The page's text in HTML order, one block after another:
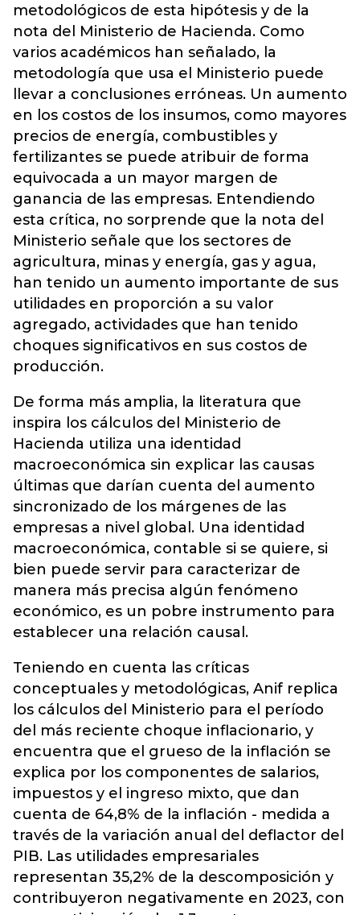
metodológicos de esta hipótesis y de la
nota del Ministerio de Hacienda. Como
varios académicos han señalado, la
metodología que usa el Ministerio puede
llevar a conclusiones erróneas. Un aumento
en los costos de los insumos, como mayores
precios de energía, combustibles y
fertilizantes se puede atribuir de forma
equivocada a un mayor margen de
ganancia de las empresas. Entendiendo
esta crítica, no sorprende que la nota del
Ministerio señale que los sectores de
agricultura, minas y energía, gas y agua,
han tenido un aumento importante de sus
utilidades en proporción a su valor
agregado, actividades que han tenido
choques significativos en sus costos de
producción.
De forma más amplia, la literatura que
inspira los cálculos del Ministerio de
Hacienda utiliza una identidad
macroeconómica sin explicar las causas
últimas que darían cuenta del aumento
sincronizado de los márgenes de las
empresas a nivel global. Una identidad
macroeconómica, contable si se quiere, si
bien puede servir para caracterizar de
manera más precisa algún fenómeno
económico, es un pobre instrumento para
establecer una relación causal.
Teniendo en cuenta las críticas
conceptuales y metodológicas, Anif replica
los cálculos del Ministerio para el período
del más reciente choque inflacionario, y
encuentra que el grueso de la inflación se
explica por los componentes de salarios,
impuestos y el ingreso mixto, que dan
cuenta de 64,8% de la inflación - medida a
través de la variación anual del deflactor del
PIB. Las utilidades empresariales
representan 35,2% de la descomposición y
contribuyeron negativamente en 2023, con